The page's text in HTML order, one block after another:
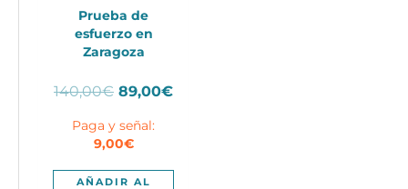
Prueba de
esfuerzo en
Zaragoza
140,00€ El
original
era:
140,00€.
89,00€El
89,00€.
Paga y señal:
9,00€
AÑADIR AL